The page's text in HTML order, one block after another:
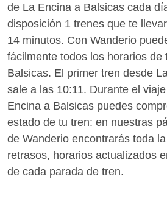
de La Encina a Balsicas cada
disposición 1 trenes que te
14 minutos. Con Wanderio
fácilmente todos los horarios de
Balsicas. El primer tren desde
sale a las 10:11. Durante el
Encina a Balsicas puedes
estado de tu tren: en nuestras
de Wanderio encontrarás toda
retrasos, horarios actualizados
de cada parada de tren.